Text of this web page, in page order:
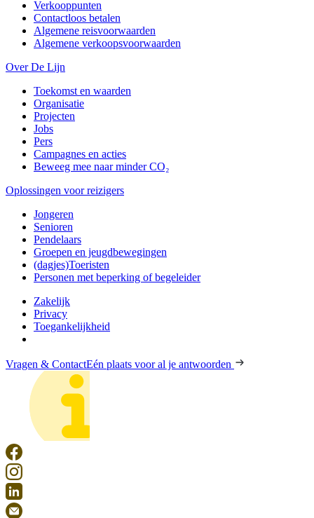
Verkooppunten
Contactloos betalen
Algemene reisvoorwaarden
Algemene verkoopsvoorwaarden
Over De Lijn
Toekomst en waarden
Organisatie
Projecten
Jobs
Pers
Campagnes en acties
Beweeg mee naar minder CO₂
Oplossingen voor reizigers
Jongeren
Senioren
Pendelaars
Groepen en jeugdbewegingen
(dagjes)Toeristen
Personen met beperking of begeleider
Zakelijk
Privacy
Toegankelijkheid
Vragen & ContactEén plaats voor al je antwoorden